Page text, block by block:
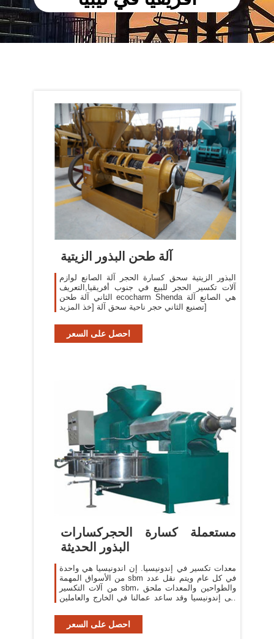
آلة طحن البذور الزيتية
البذور الزيتية سحق كسارة الحجر آلة الصانع لوازم
آلات تكسير الحجر للبيع في جنوب أفريقيا,التعريف
الثاني آلة طحن ecocharm Shenda هي الصانع آلة
تصنيع الثاني حجر ناحية سحق آلة [خذ المزيد]
احصل على السعر
مستعملة كسارة الحجركسارات
البذور الحديثة
معدات تكسير في إندونيسيا. إن اندونيسيا هي واحدة
من الأسواق المهمة sbm في كل عام ويتم نقل عدد
من آلات التكسير sbm، والطواحين والمعدات ملحق
إلى إندونيسيا وقد ساعد عمالنا في الخارج والعاملين
احصل على السعر